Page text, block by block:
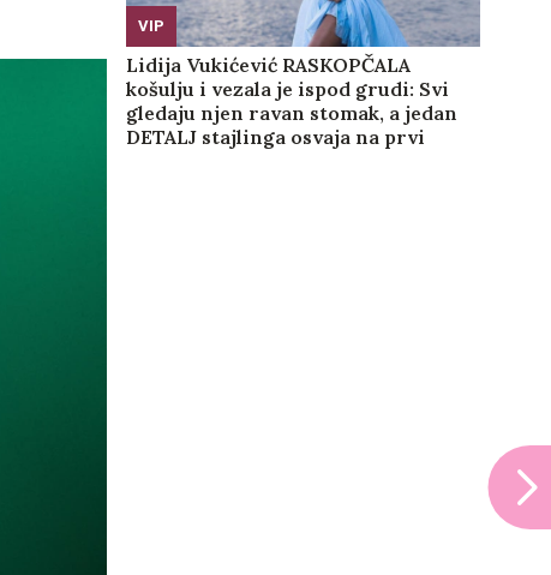
VIP
Lidija Vukićević RASKOPČALA
košulju i vezala je ispod grudi: Svi
gledaju njen ravan stomak, a jedan
DETALJ stajlinga osvaja na prvi